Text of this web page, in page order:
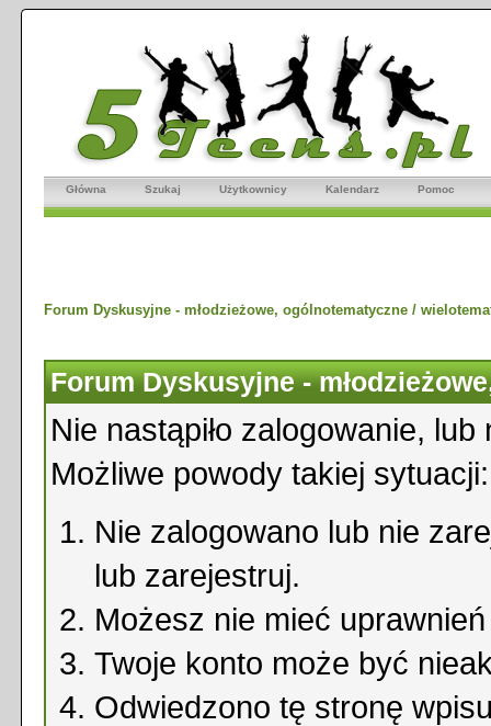
Główna Szukaj Użytkownicy Kalendarz Pomoc
Forum Dyskusyjne - młodzieżowe, ogólnotematyczne /
Forum Dyskusyjne -
Nie nastąpiło zalogowanie,
Możliwe powody takiej sytuacji:
Nie zalogowano lub nie
lub zarejestruj.
Możesz nie mieć
Twoje konto może być
Odwiedzono tę stronę